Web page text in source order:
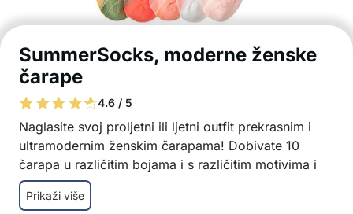
SummerSocks, moderne ženske
čarape
4.6 / 5
Naglasite svoj proljetni ili ljetni outfit prekrasnim i
ultramodernim ženskim čarapama! Dobivate 10
čarapa u različitim bojama i s različitim motivima i
ukrasima – perlicama i cvjetićima!
Ženske čarape savršeno se slažu uz proljetnu i
Prikaži više